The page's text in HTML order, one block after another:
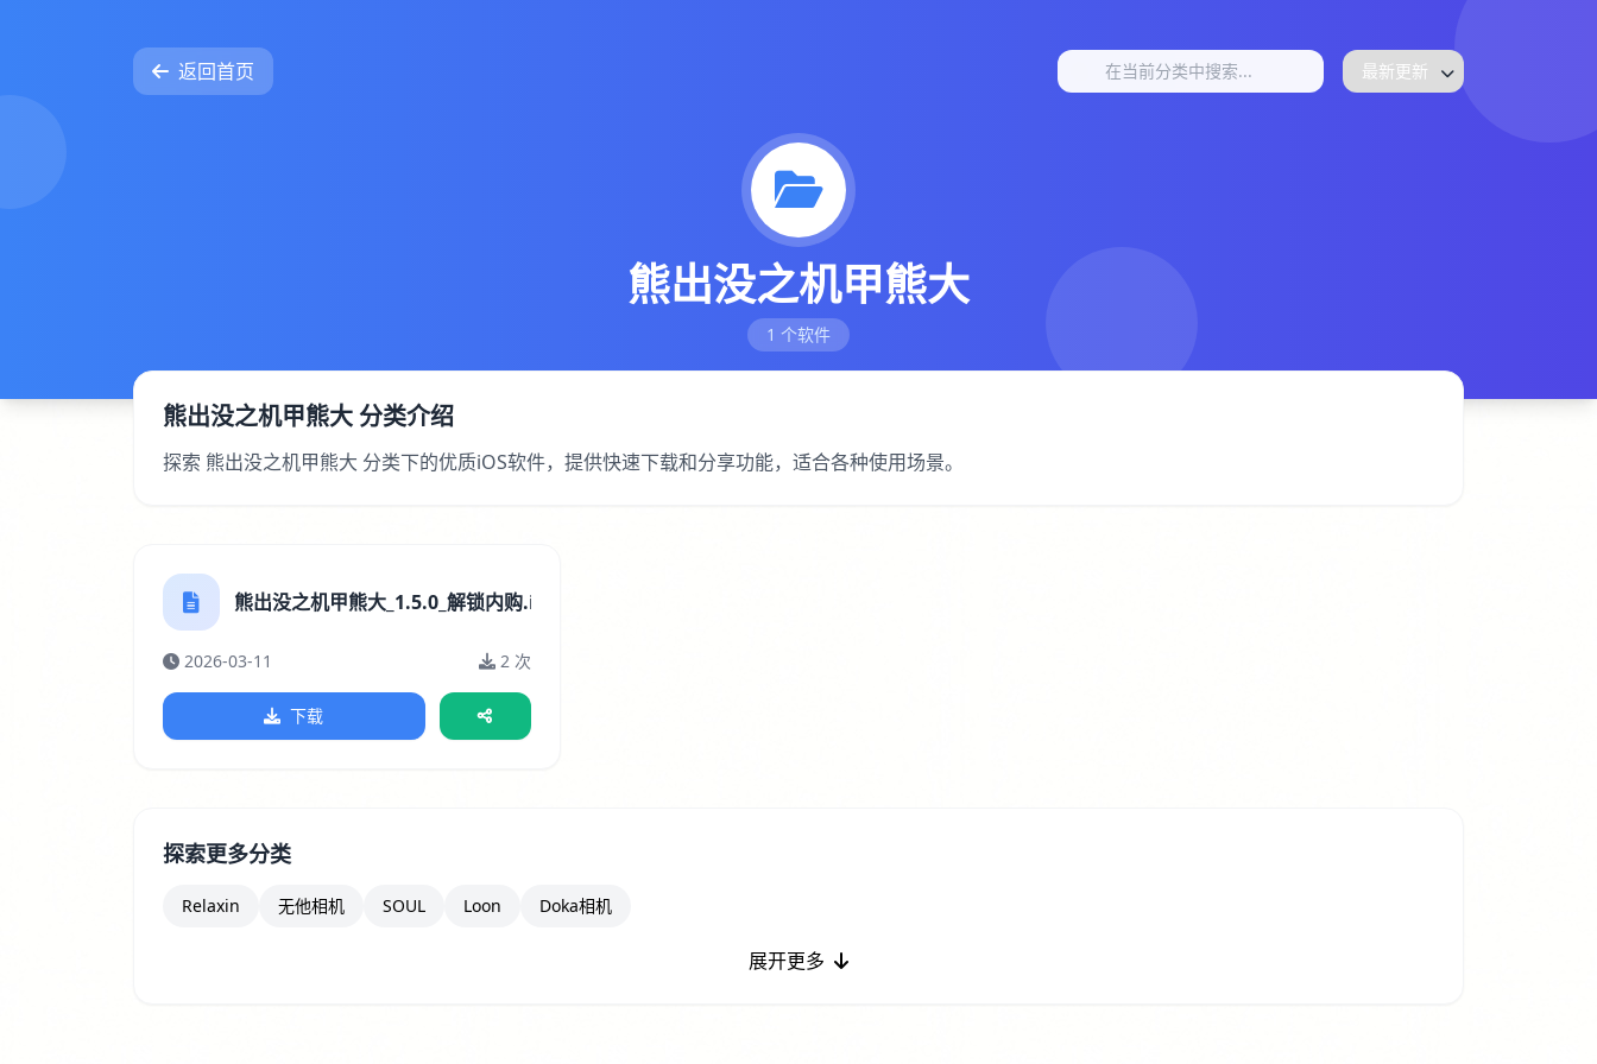
返回首页
熊出没之机甲熊大
1 个软件
熊出没之机甲熊大 分类介绍
探索 熊出没之机甲熊大 分类下的优质iOS软件，提供快速下载和分享功能，适合各种使用场景。
熊出没之机甲熊大_1.5.0_解锁内购.ipa
2026-03-11 2 次
下载
探索更多分类
Relaxin 无他相机 SOUL Loon Doka相机
展开更多